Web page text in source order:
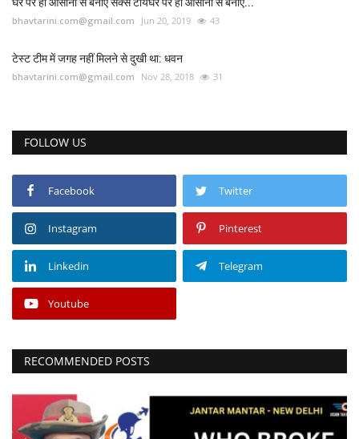
bhavtarini.com@gmail.com Jun 20, 2019 43
टेस्ट टीम में जगह नहीं मिलने से दुखी था: धवन
bhavtarini.com@gmail.com Nov 28, 2018 31
FOLLOW US
Facebook Twitter
Instagram Pinterest
Linkedin Telegram
Youtube
RECOMMENDED POSTS